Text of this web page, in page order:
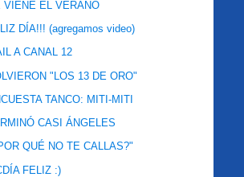
VIENE EL VERANO
DÍA!!! (agregamos video)
A CANAL 12
"LOS 13 DE ORO"
TANCO: MITI-MITI
CASI ÁNGELES
QUÉ NO TE CALLAS?"
FELIZ :)